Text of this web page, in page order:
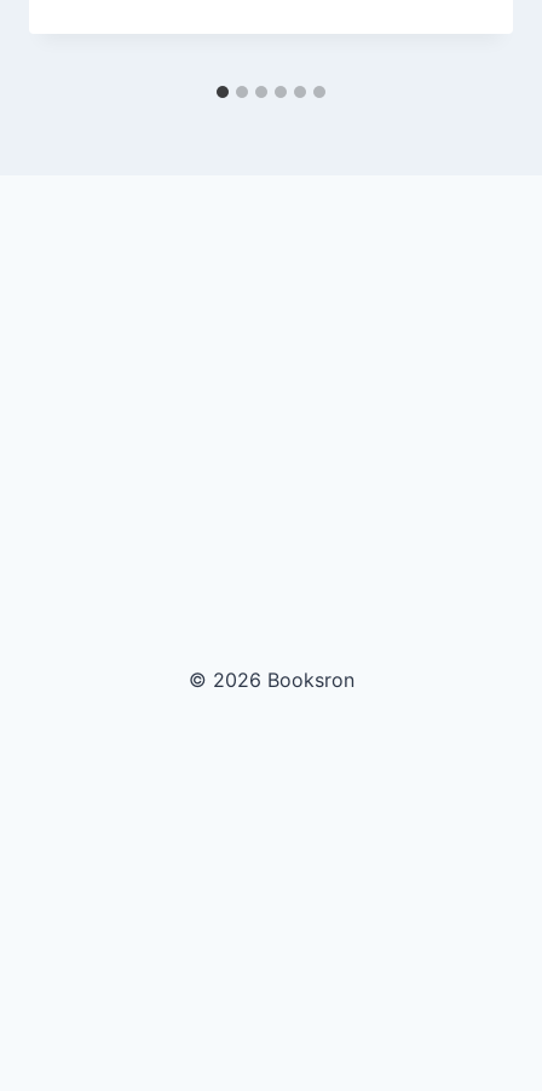
© 2026 Booksron